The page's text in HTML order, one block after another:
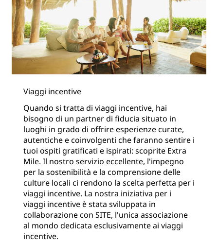
Viaggi incentive
Quando si tratta di viaggi incentive, hai
bisogno di un partner di fiducia situato in
luoghi in grado di offrire esperienze curate,
autentiche e coinvolgenti che faranno sentire i
tuoi ospiti gratificati e ispirati: scoprite Extra
Mile. Il nostro servizio eccellente, l'impegno
per la sostenibilità e la comprensione delle
culture locali ci rendono la scelta perfetta per i
viaggi incentive. La nostra iniziativa per i
viaggi incentive è stata sviluppata in
collaborazione con SITE, l'unica associazione
al mondo dedicata esclusivamente ai viaggi
incentive.